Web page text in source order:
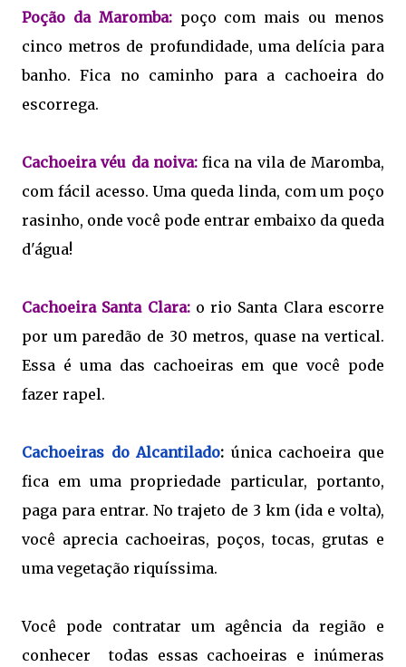
Poção da Maromba:poço com mais ou menos
cinco metros de profundidade, uma delícia para
banho. Fica no caminho para a cachoeira do
escorrega.
Cachoeira véu da noiva: fica na vila de Maromba,
com fácil acesso. Uma queda linda, com um poço
rasinho, onde você pode entrar embaixo da queda
d'água!
Cachoeira Santa Clara: o rio Santa Clara escorre
por um paredão de 30 metros, quase na vertical.
Essa é uma das cachoeiras em que você pode
fazer rapel.
Cachoeiras do Alcantilado: única cachoeira que
fica em uma propriedade particular, portanto,
paga para entrar. No trajeto de 3 km (ida e volta),
você aprecia cachoeiras, poços, tocas, grutas e
uma vegetação riquíssima.
Você pode contratar um agência da região e
conhecer todas essas cachoeiras e inúmeras